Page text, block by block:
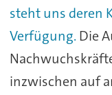
steht uns deren
Verfügung. Die
inzwischen auf